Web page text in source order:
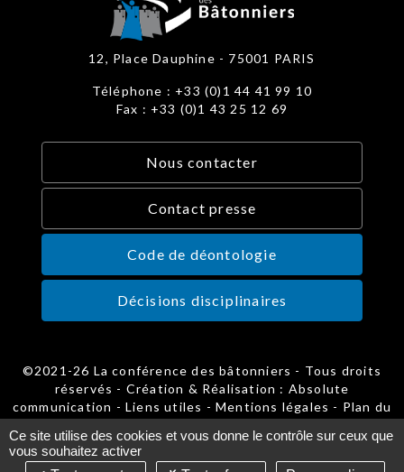
12, Place Dauphine - 75001 PARIS
Téléphone : +33 (0)1 44 41 99 10
Fax : +33 (0)1 43 25 12 69
Nous contacter
Contact presse
Code de déontologie
Décisions disciplinaires
©2021-26 La conférence des bâtonniers - Tous droits
réservés - Création & Réalisation : Absolute
communication - Liens utiles - Mentions légales - Plan du
Ce site utilise des cookies et vous donne le contrôle sur ceux que
vous souhaitez activer